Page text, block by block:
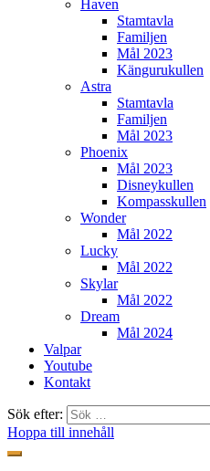
Haven
Stamtavla
Familjen
Mål 2023
Kängurukullen
Astra
Stamtavla
Familjen
Mål 2023
Phoenix
Mål 2023
Disneykullen
Kompasskullen
Wonder
Mål 2022
Lucky
Mål 2022
Skylar
Mål 2022
Dream
Mål 2024
Valpar
Youtube
Kontakt
Sök efter:
Hoppa till innehåll